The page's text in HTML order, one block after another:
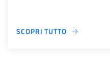
SCOPRI TUTTO